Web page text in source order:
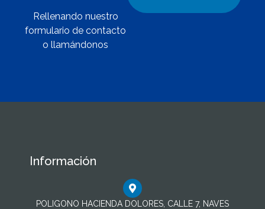
Rellenando nuestro
formulario de contacto
o llamándonos
Información
POLIGONO HACIENDA DOLORES, CALLE 7, NAVES